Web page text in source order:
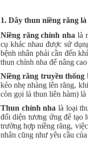
1. Dây thun niềng răng là
Niềng răng chỉnh nha là
cụ khác nhau được sử
bệnh nhân phải cần đến
thun chỉnh nha để nâng
Niềng răng truyền thống
kéo nhẹ nhàng lên răng,
còn gọi là thun liên hàm)
Thun chỉnh nha là loại
đối diện tương ứng để tạo
trường hợp niềng răng,
nhân cũng như yêu cầu